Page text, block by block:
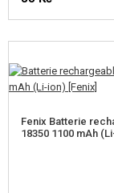
Fenix Batterie
18350 1100 mAh